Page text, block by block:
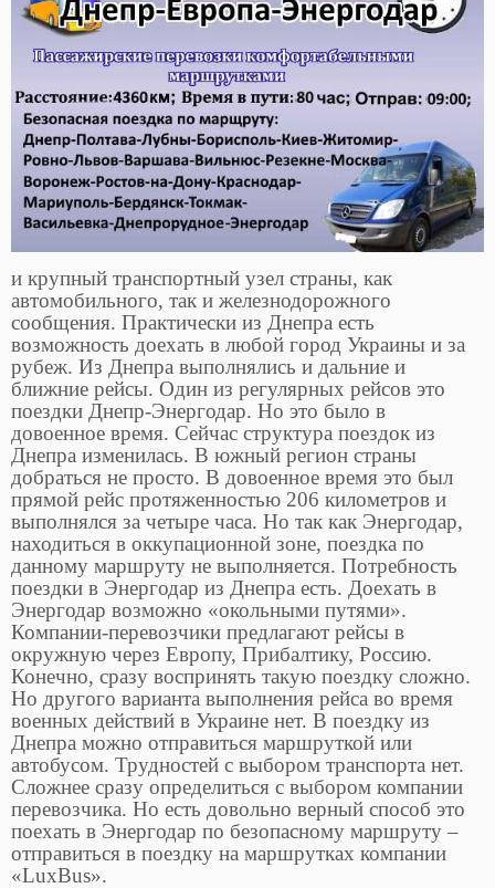
и крупный транспортный узел страны, как
автомобильного, так и железнодорожного
сообщения. Практически из Днепра есть
возможность доехать в любой город Украины и за
рубеж. Из Днепра выполнялись и дальние и
ближние рейсы. Один из регулярных рейсов это
поездки Днепр-Энергодар. Но это было в
довоенное время. Сейчас структура поездок из
Днепра изменилась. В южный регион страны
добраться не просто. В довоенное время это был
прямой рейс протяженностью 206 километров и
выполнялся за четыре часа. Но так как Энергодар,
находиться в оккупационной зоне, поездка по
данному маршруту не выполняется. Потребность
поездки в Энергодар из Днепра есть. Доехать в
Энергодар возможно «окольными путями».
Компании-перевозчики предлагают рейсы в
окружную через Европу, Прибалтику, Россию.
Конечно, сразу воспринять такую поездку сложно.
Но другого варианта выполнения рейса во время
военных действий в Украине нет. В поездку из
Днепра можно отправиться маршруткой или
автобусом. Трудностей с выбором транспорта нет.
Сложнее сразу определиться с выбором компании
перевозчика. Но есть довольно верный способ это
поехать в Энергодар по безопасному маршруту –
отправиться в поездку на маршрутках компании
«LuxBus».